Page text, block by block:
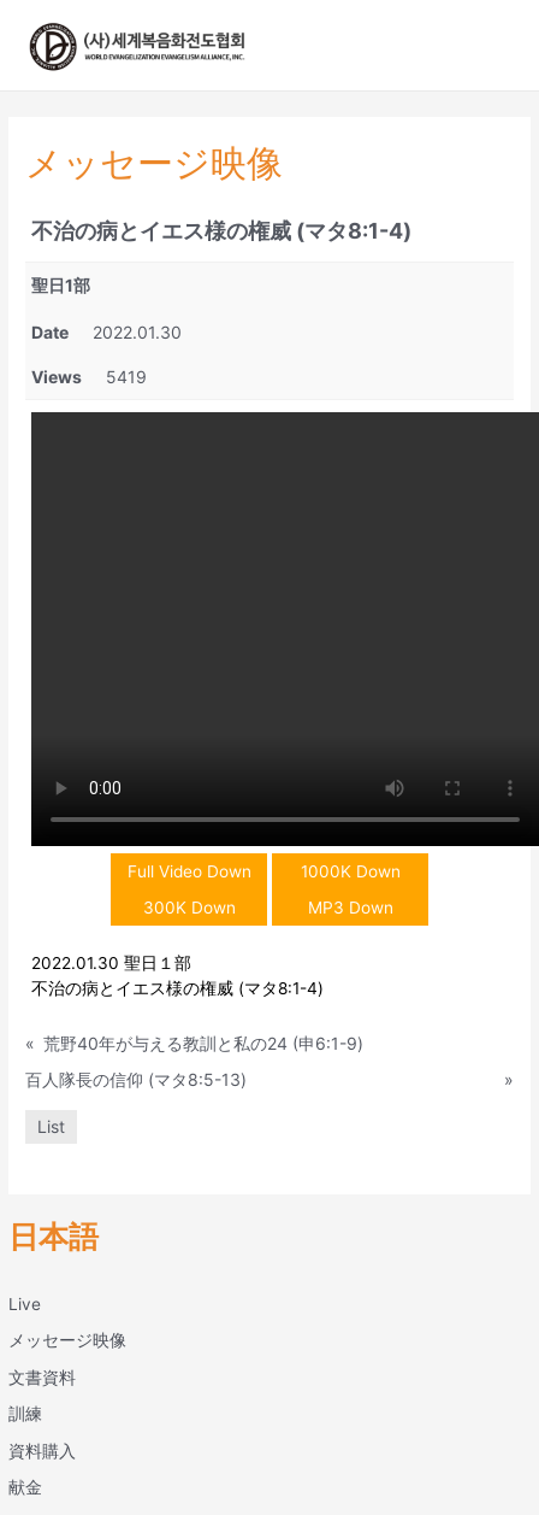
日本語
Live
メッセージ映像
文書資料
訓練
資料購入
献金
メッセージ映像
不治の病とイエス様の権威 (マタ8:1-4)
聖日1部
Date 2022.01.30
Views 5419
Full Video Down
1000K Down
300K Down
MP3 Down
2022.01.30 聖日１部
不治の病とイエス様の権威 (マタ8:1-4)
« 荒野40年が与える教訓と私の24 (申6:1-9)
百人隊長の信仰 (マタ8:5-13)
»
List